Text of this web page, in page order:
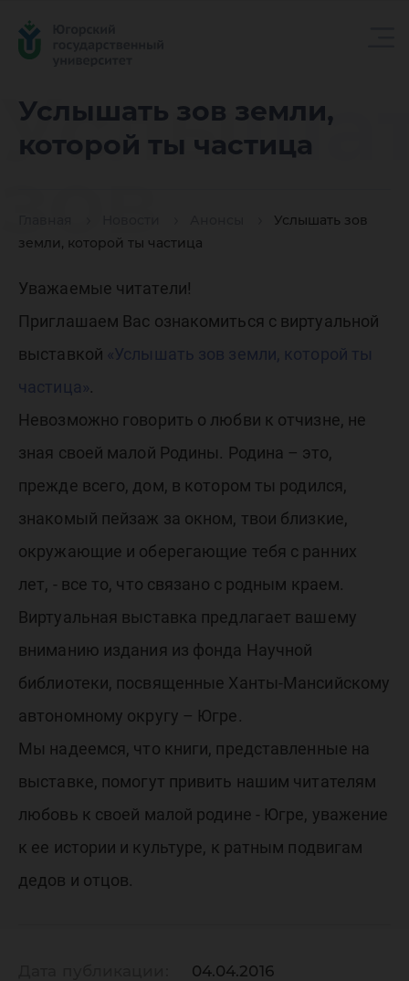
Услышать зов земли,
которой ты частица
Услышать зов
земли, которой ты частица
земли,
которой
ты
частица
Уважаемые читатели!
Приглашаем Вас ознакомиться с виртуальной
выставкой «Услышать зов земли, которой ты
частица».
Невозможно говорить о любви к отчизне, не
зная своей малой Родины. Родина – это,
прежде всего, дом, в котором ты родился,
знакомый пейзаж за окном, твои близкие,
окружающие и оберегающие тебя с ранних
лет, - все то, что связано с родным краем.
Виртуальная выставка предлагает вашему
вниманию издания из фонда Научной
библиотеки, посвященные Ханты-Мансийскому
автономному округу – Югре.
Мы надеемся, что книги, представленные на
выставке, помогут привить нашим читателям
любовь к своей малой родине - Югре, уважение
к ее истории и культуре, к ратным подвигам
дедов и отцов.
04.04.2016